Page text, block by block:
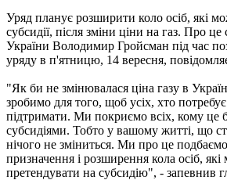
Уряд планує розширити коло осіб, які
субсидії, після зміни ціни на газ. Про це
України Володимир Гройсман під час
уряду в п'ятницю, 14 вересня,
"Як би не змінювалася ціна газу в
зробимо для того, щоб усіх, хто
підтримати. Ми покриємо всіх, кому це
субсидіями. Тобто у вашому житті, що
нічого не зміниться. Ми про це
призначення і розширення кола осіб,
претендувати на субсидію", - запевнив